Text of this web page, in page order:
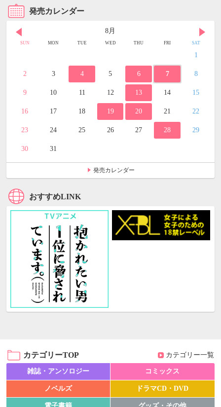
発売カレンダー
8月
SUN MON TUE WED THU FRI SAT
1
2 3 4 5 6 7 8
9 10 11 12 13 14 15
16 17 18 19 20 21 22
23 24 25 26 27 28 29
30 31
発売カレンダー
おすすめLINK
カテゴリーTOP カテゴリー一覧
雑誌・アンソロジー コミックス
ノベルズ ドラマCD・DVD